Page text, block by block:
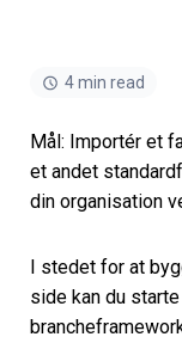
4 min read
Mål: Importér et
et andet
din organisation
I stedet for at
side kan du